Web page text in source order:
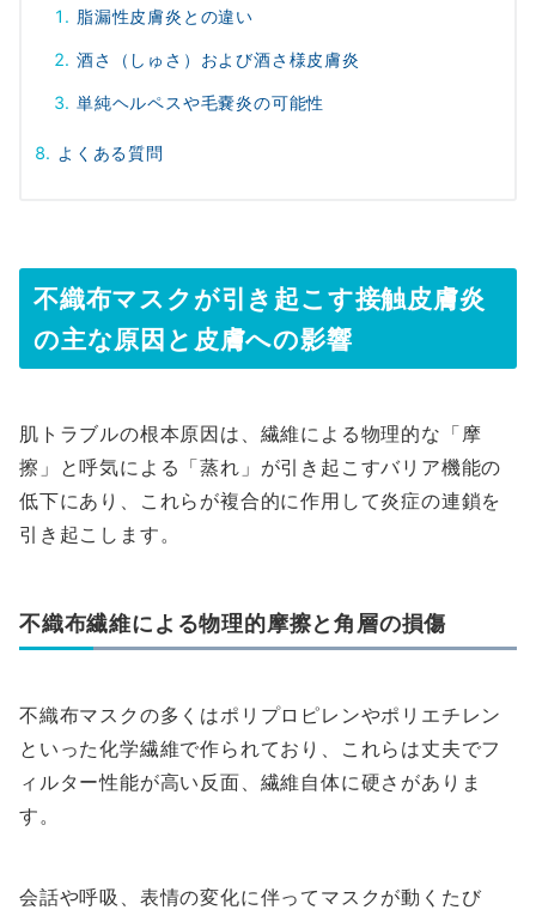
脂漏性皮膚炎との違い
酒さ（しゅさ）および酒さ様皮膚炎
単純ヘルペスや毛嚢炎の可能性
よくある質問
不織布マスクが引き起こす接触皮膚炎
の主な原因と皮膚への影響
肌トラブルの根本原因は、繊維による物理的な「摩
擦」と呼気による「蒸れ」が引き起こすバリア機能の
低下にあり、これらが複合的に作用して炎症の連鎖を
引き起こします。
不織布繊維による物理的摩擦と角層の損傷
不織布マスクの多くはポリプロピレンやポリエチレン
といった化学繊維で作られており、これらは丈夫でフ
ィルター性能が高い反面、繊維自体に硬さがありま
す。
会話や呼吸、表情の変化に伴ってマスクが動くたび